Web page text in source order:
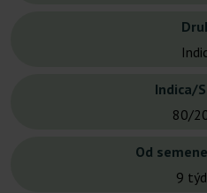
Indica/
80/
Od
9